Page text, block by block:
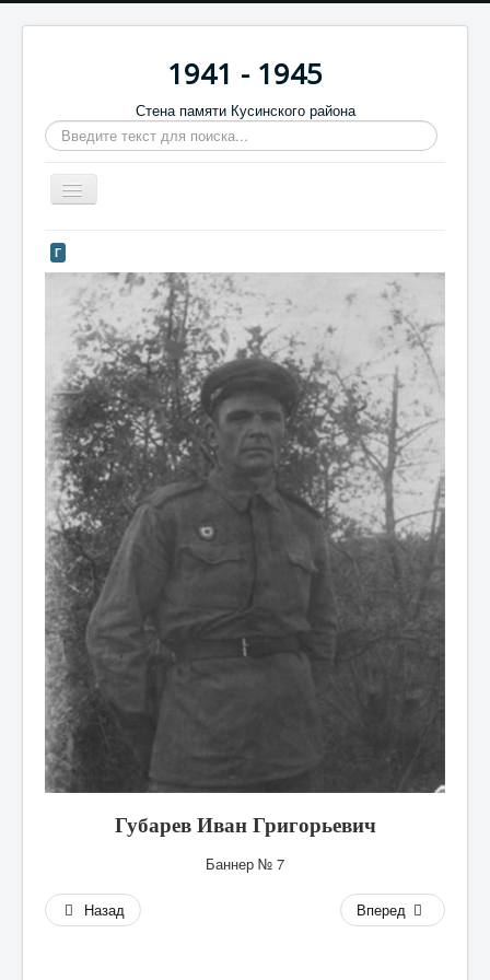
1941 - 1945
Стена памяти Кусинского района
Искать...
Включить/
выключить
Главная
Стена памяти
Баннеры
9 мая
Память в камне
Обратная связь
Отзывы
А
Б
В
Г
Д
Е
Ж
З
М
Г
Губарев Иван Григорьевич
Баннер № 7
Назад Вперед